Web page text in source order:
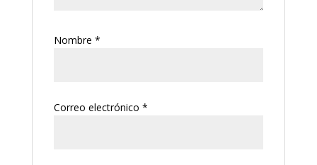
Nombre *
Correo electrónico *